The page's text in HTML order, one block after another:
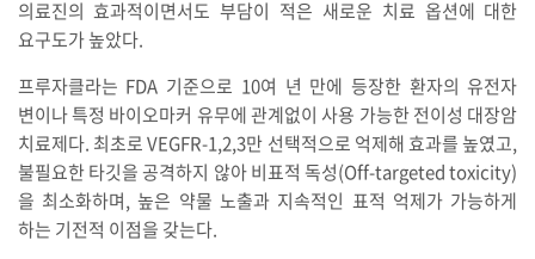
의료진의 효과적이면서도 부담이 적은 새로운 치료 옵션에 대한
요구도가 높았다.
프루자클라는 FDA 기준으로 10여 년 만에 등장한 환자의 유전자
변이나 특정 바이오마커 유무에 관계없이 사용 가능한 전이성 대장암
치료제다. 최초로 VEGFR-1,2,3만 선택적으로 억제해 효과를 높였고,
불필요한 타깃을 공격하지 않아 비표적 독성(Off-targeted toxicity)
을 최소화하며, 높은 약물 노출과 지속적인 표적 억제가 가능하게
하는 기전적 이점을 갖는다.